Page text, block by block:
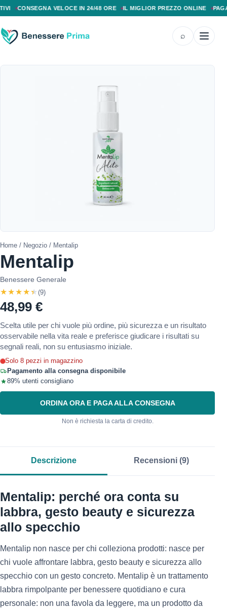
VELOCE IN 24/48 ORE IL MIGLIOR PREZZO ONLINE
⌕
Home / Negozio / Mentalip
Mentalip
Benessere Generale
★★★★★ (9)
48,99 €
Scelta utile per chi vuole più ordine, più sicurezza e un risultato
osservabile nella vita reale e preferisce giudicare i risultati su
segnali reali, non su entusiasmo iniziale.
Solo 8 pezzi in magazzino
Pagamento alla consegna disponibile
89% utenti consigliano
ORDINA ORA E PAGA ALLA CONSEGNA
Non è richiesta la carta di credito.
Descrizione Recensioni (9)
Mentalip: perché ora conta su
labbra, gesto beauty e sicurezza
allo specchio
Mentalip non nasce per chi colleziona prodotti: nasce per
chi vuole affrontare labbra, gesto beauty e sicurezza allo
specchio con un gesto concreto. Mentalip è un trattamento
labbra rimpolpante per benessere quotidiano e cura
personale: non una favola da leggere, ma un prodotto da